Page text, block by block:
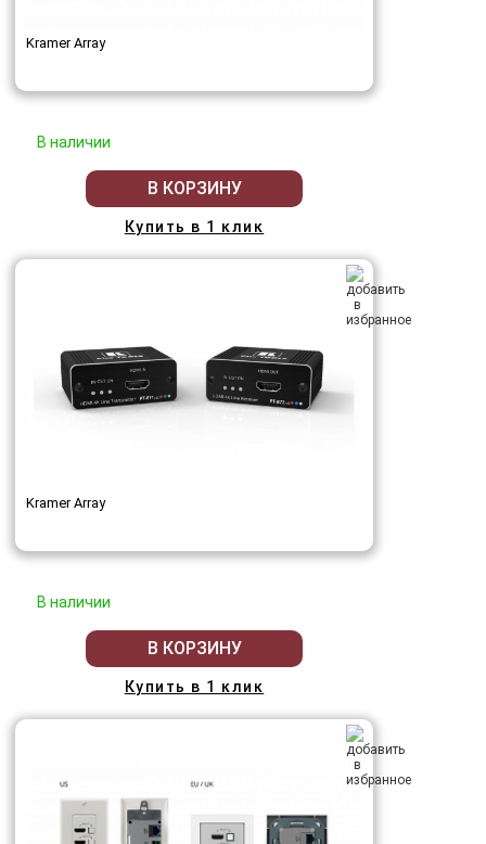
Kramer Array
В наличии
В КОРЗИНУ
Купить в 1 клик
Kramer Array
В наличии
В КОРЗИНУ
Купить в 1 клик